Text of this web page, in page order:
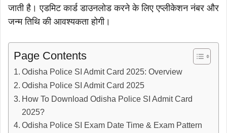
जाती है। एडमिट कार्ड डाउनलोड करने के लिए एप्लीकेशन नंबर और
जन्म तिथि की आवश्यकता होगी।
Page Contents
Odisha Police SI Admit Card 2025: Overview
Odisha Police SI Admit Card 2025
How To Download Odisha Police SI Admit Card
2025?
Odisha Police SI Exam Date Time & Exam Pattern